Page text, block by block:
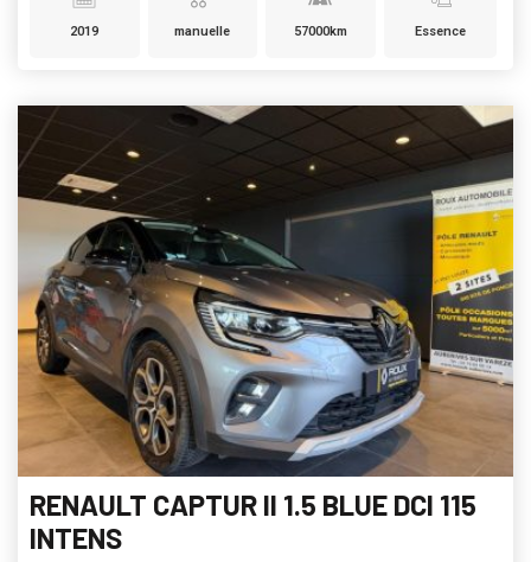
2019 manuelle 57000km Essence
RENAULT CAPTUR II 1.5 BLUE DCI 115
INTENS